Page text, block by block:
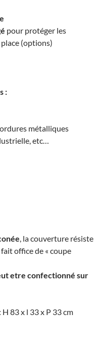
pour protéger les
(options)
:
métalliques
etc…
, la couverture résiste
office de « coupe
etre confectionné sur
83 x l 33 x P 33 cm